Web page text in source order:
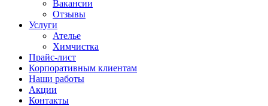
Вакансии
Отзывы
Услуги
Ателье
Химчистка
Прайс-лист
Корпоративным клиентам
Наши работы
Акции
Контакты